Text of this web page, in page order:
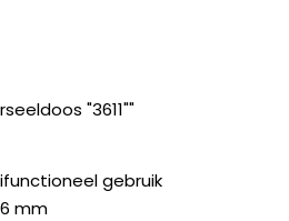
"3611""
gebruik
mm